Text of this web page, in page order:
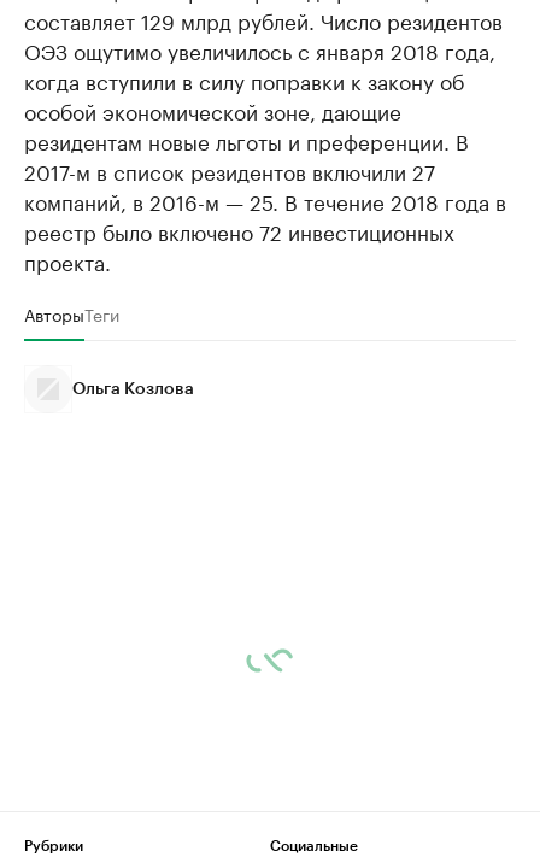
составляет 129 млрд рублей. Число резидентов
ОЭЗ ощутимо увеличилось с января 2018 года,
когда вступили в силу поправки к закону об
особой экономической зоне, дающие
резидентам новые льготы и преференции. В
2017-м в список резидентов включили 27
компаний, в 2016-м — 25. В течение 2018 года в
реестр было включено 72 инвестиционных
проекта.
АвторыТеги
Ольга Козлова
Рубрики
Социальные